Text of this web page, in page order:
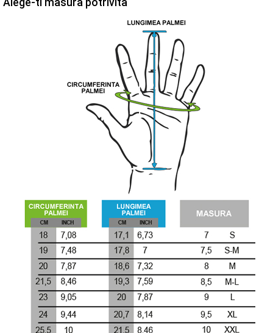
Alege-ti masura potrivita